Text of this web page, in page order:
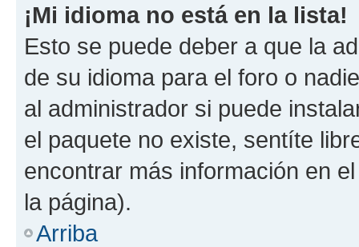
¡Mi idioma no está en la lista!
Esto se puede deber a que la
de su idioma para el foro o
al administrador si puede
el paquete no existe, sentíte
encontrar más información en
la página).
Arriba